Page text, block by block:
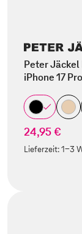
Peter Jäckel
iPhone 17 Pro
24,95 €
Lieferzeit:1-3